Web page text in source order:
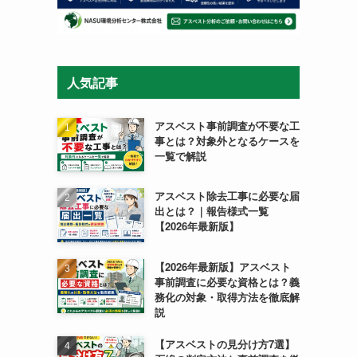
人気記事
アスベスト事前調査が不要な工
事とは？対象外となるケースを
一覧で解説
アスベスト除去工事に必要な届
出とは？｜報告様式一覧
【2026年最新版】
【2026年最新版】アスベスト
事前調査に必要な資格とは？義
務化の対象・取得方法を徹底解
説
【アスベストの見分け方7選】